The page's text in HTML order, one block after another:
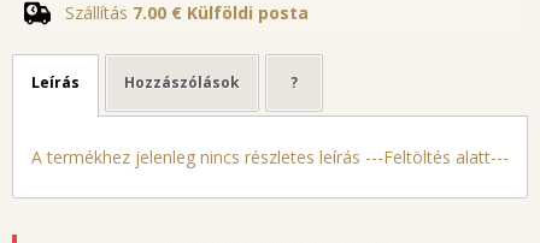
Szállítás 7.00 € Külföldi posta
Leírás Hozzászólások ?
A termékhez jelenleg nincs részletes leírás ---Feltöltés alatt---